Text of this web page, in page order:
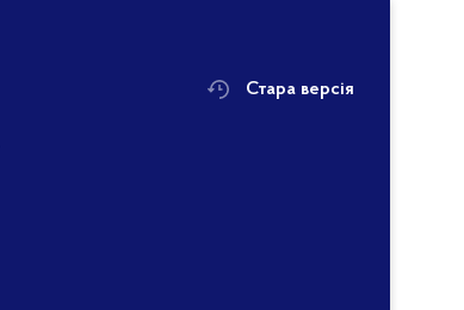
Стара версія